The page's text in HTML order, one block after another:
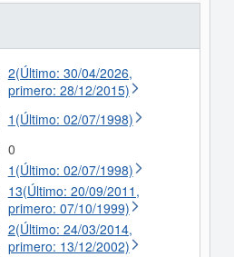
2(Último: 30/04/2026,
primero: 28/12/2015)
1(Último: 02/07/1998)
0
1(Último: 02/07/1998)
13(Último: 20/09/2011,
primero: 07/10/1999)
2(Último: 24/03/2014,
primero: 13/12/2002)